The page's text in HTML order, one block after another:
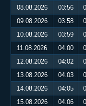
08.08.2026
03:56
09.08.2026
03:58
10.08.2026
03:59
11.08.2026
04:00
12.08.2026
04:02
13.08.2026
04:03
14.08.2026
04:05
15.08.2026
04:06